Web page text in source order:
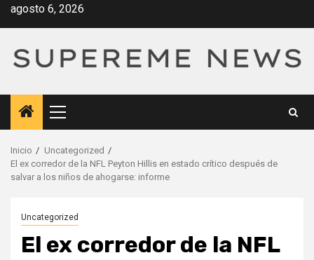
Saltar
agosto 6, 2026
Menú
principal
Inicio
Uncategorized
El ex corredor de la NFL Peyton Hillis en estado crítico después de
salvar a los niños de ahogarse: informe
Uncategorized
El ex corredor de la NFL